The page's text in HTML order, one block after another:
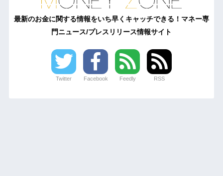
最新のお金に関する情報をいち早くキャッチできる！マネー専
門ニュース/プレスリリース情報サイト
Twitter Facebook Feedly RSS